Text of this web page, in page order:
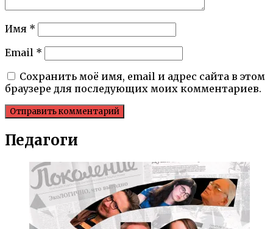
Имя *
Email *
Сохранить моё имя, email и адрес сайта в этом
браузере для последующих моих комментариев.
Педагоги